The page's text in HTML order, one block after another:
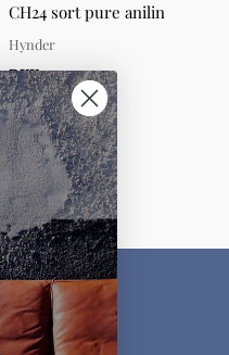
CH24 sort pure anilin
Hynder
DKK 400,00
MØBLER